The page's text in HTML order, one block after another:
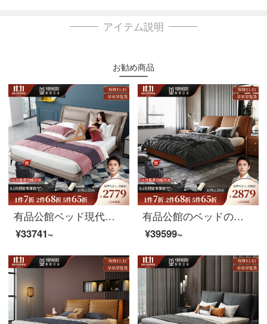
アイテム説明
お勧め商品
有品公館ベッド現代イタリアの真皮ベッドの主なベッドは1.8メートルのダブルベッドです。現代簡単な結婚ベッド（頭の層の牛革）のシングルベッドは1.8 Mタイプです。
¥33741~
有品公館のベッドの意味式のトップの牛革のベッドがあります。現代簡単に寝室の物置を予約します。二人で1.8メートルの大きなベッドの結婚ベッド（トップの牛革）1.5メートルのシングルベッドの高箱のベッドがあります。
¥39599~